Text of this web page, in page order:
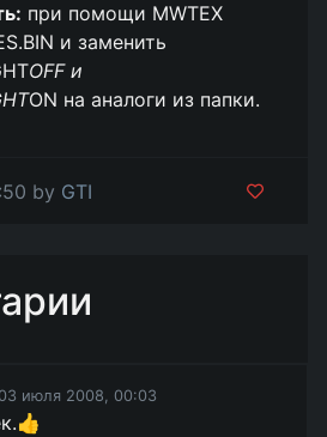
при помощи MWTEX
и заменить
OFF и
ON на аналоги из папки.
by GTI
июля 2008, 00:03